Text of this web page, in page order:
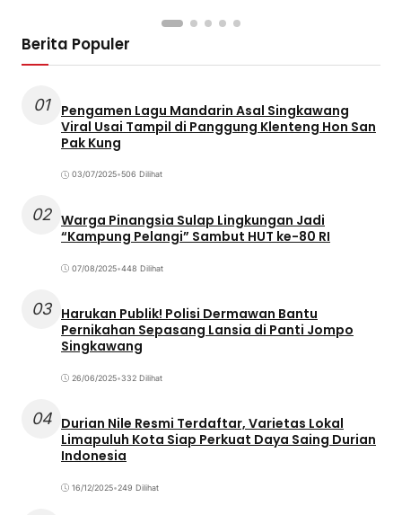
Berita Populer
01
Pengamen Lagu Mandarin Asal Singkawang
Viral Usai Tampil di Panggung Klenteng Hon San
Pak Kung
03/07/2025•506 Dilihat
02 Warga Pinangsia Sulap Lingkungan Jadi
“Kampung Pelangi” Sambut HUT ke-80 RI
07/08/2025•448 Dilihat
03 Harukan Publik! Polisi Dermawan Bantu
Pernikahan Sepasang Lansia di Panti Jompo
Singkawang
26/06/2025•332 Dilihat
04 Durian Nile Resmi Terdaftar, Varietas Lokal
Limapuluh Kota Siap Perkuat Daya Saing Durian
Indonesia
16/12/2025•249 Dilihat